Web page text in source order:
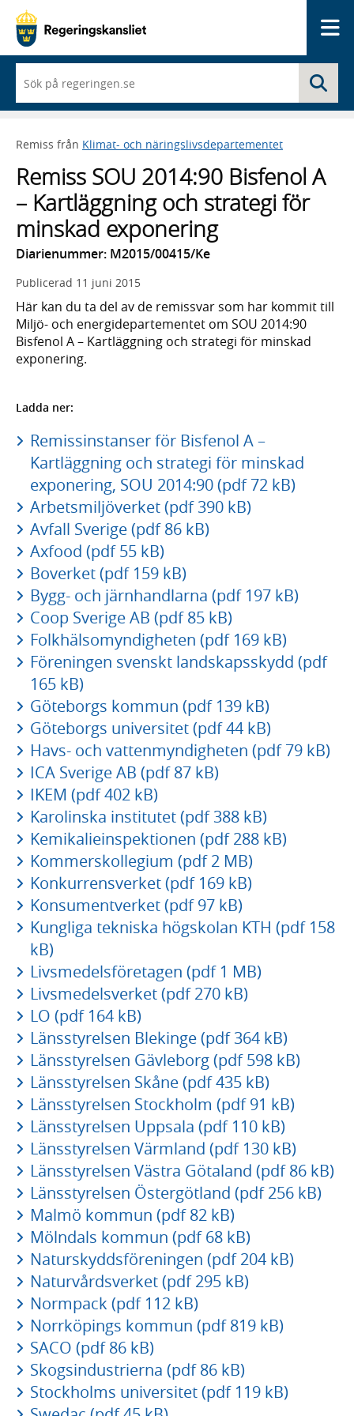
du
börjar
skriva
framträder
lista
med
sökförslag
Remiss från Klimat- och näringslivsdepartementet
Remiss SOU 2014:90 Bisfenol A
– Kartläggning och strategi för
minskad exponering
Diarienummer: M2015/00415/Ke
Publicerad 11 juni 2015
Här kan du ta del av de remissvar som har kommit till
Miljö- och energidepartementet om SOU 2014:90
Bisfenol A – Kartläggning och strategi för minskad
exponering.
Ladda ner:
Remissinstanser för Bisfenol A –
Kartläggning och strategi för minskad
exponering, SOU 2014:90 (pdf 72 kB)
Arbetsmiljöverket (pdf 390 kB)
Avfall Sverige (pdf 86 kB)
Axfood (pdf 55 kB)
Boverket (pdf 159 kB)
Bygg- och järnhandlarna (pdf 197 kB)
Coop Sverige AB (pdf 85 kB)
Folkhälsomyndigheten (pdf 169 kB)
Föreningen svenskt landskapsskydd (pdf
165 kB)
Göteborgs kommun (pdf 139 kB)
Göteborgs universitet (pdf 44 kB)
Havs- och vattenmyndigheten (pdf 79 kB)
ICA Sverige AB (pdf 87 kB)
IKEM (pdf 402 kB)
Karolinska institutet (pdf 388 kB)
Kemikalieinspektionen (pdf 288 kB)
Kommerskollegium (pdf 2 MB)
Konkurrensverket (pdf 169 kB)
Konsumentverket (pdf 97 kB)
Kungliga tekniska högskolan KTH (pdf 158
kB)
Livsmedelsföretagen (pdf 1 MB)
Livsmedelsverket (pdf 270 kB)
LO (pdf 164 kB)
Länsstyrelsen Blekinge (pdf 364 kB)
Länsstyrelsen Gävleborg (pdf 598 kB)
Länsstyrelsen Skåne (pdf 435 kB)
Länsstyrelsen Stockholm (pdf 91 kB)
Länsstyrelsen Uppsala (pdf 110 kB)
Länsstyrelsen Värmland (pdf 130 kB)
Länsstyrelsen Västra Götaland (pdf 86 kB)
Länsstyrelsen Östergötland (pdf 256 kB)
Malmö kommun (pdf 82 kB)
Mölndals kommun (pdf 68 kB)
Naturskyddsföreningen (pdf 204 kB)
Naturvårdsverket (pdf 295 kB)
Normpack (pdf 112 kB)
Norrköpings kommun (pdf 819 kB)
SACO (pdf 86 kB)
Skogsindustrierna (pdf 86 kB)
Stockholms universitet (pdf 119 kB)